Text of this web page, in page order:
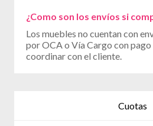
¿Como son los envíos si
Los muebles no cuentan con
por OCA o Vía Cargo con pago
coordinar con el cliente.
Cuotas